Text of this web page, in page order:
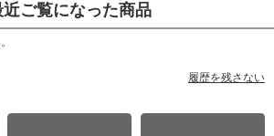
近ご覧になった商品
履歴を残さない